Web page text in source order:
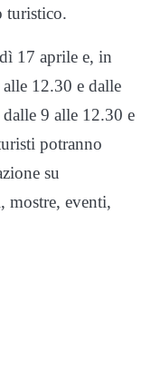
17 aprile e, in
12.30 e dalle
9 alle 12.30 e
potranno
su
mostre, eventi,